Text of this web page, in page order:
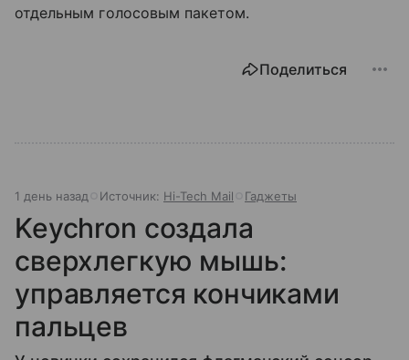
отдельным голосовым пакетом.
Поделиться
1 день назад Источник: Hi-Tech Mail Гаджеты
Keychron создала
сверхлегкую мышь:
управляется кончиками
пальцев